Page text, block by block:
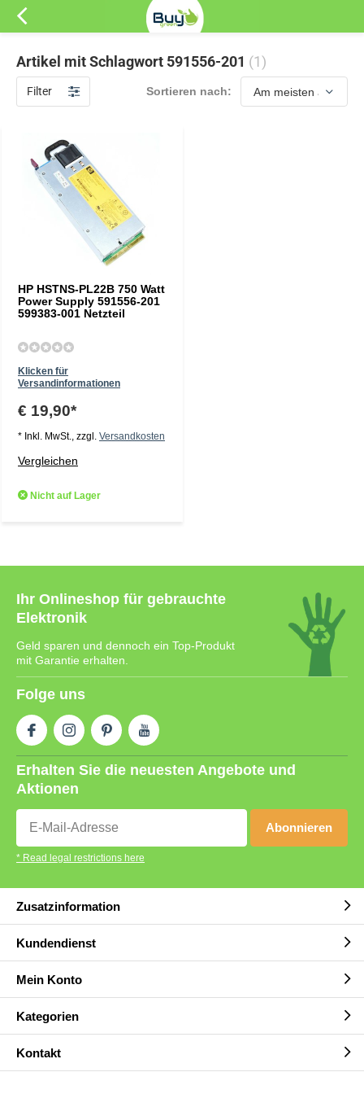
Artikel mit Schlagwort 591556-201 (1)
Filter Sortieren nach:
HP HSTNS-PL22B 750 Watt
Power Supply 591556-201
599383-001 Netzteil
Klicken für
Versandinformationen
€ 19,90*
* Inkl. MwSt., zzgl. Versandkosten
Vergleichen
Nicht auf Lager
Ihr Onlineshop für gebrauchte
Elektronik
Geld sparen und dennoch ein Top-Produkt
mit Garantie erhalten.
Folge uns
Erhalten Sie die neuesten Angebote und
Aktionen
Abonnieren
* Read legal restrictions here
Zusatzinformation
Kundendienst
Mein Konto
Kategorien
Kontakt